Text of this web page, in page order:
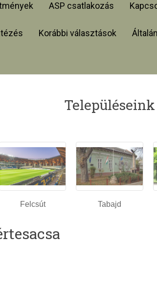
ASP csatlakozás
Korábbi választások
Településeink
Felcsút Tabajd